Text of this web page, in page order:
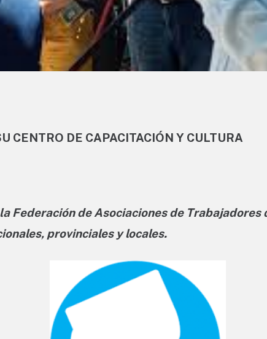
CENTRO DE CAPACITACIÓN Y CULTURA
Federación de Asociaciones de Trabajadores
provinciales y locales.